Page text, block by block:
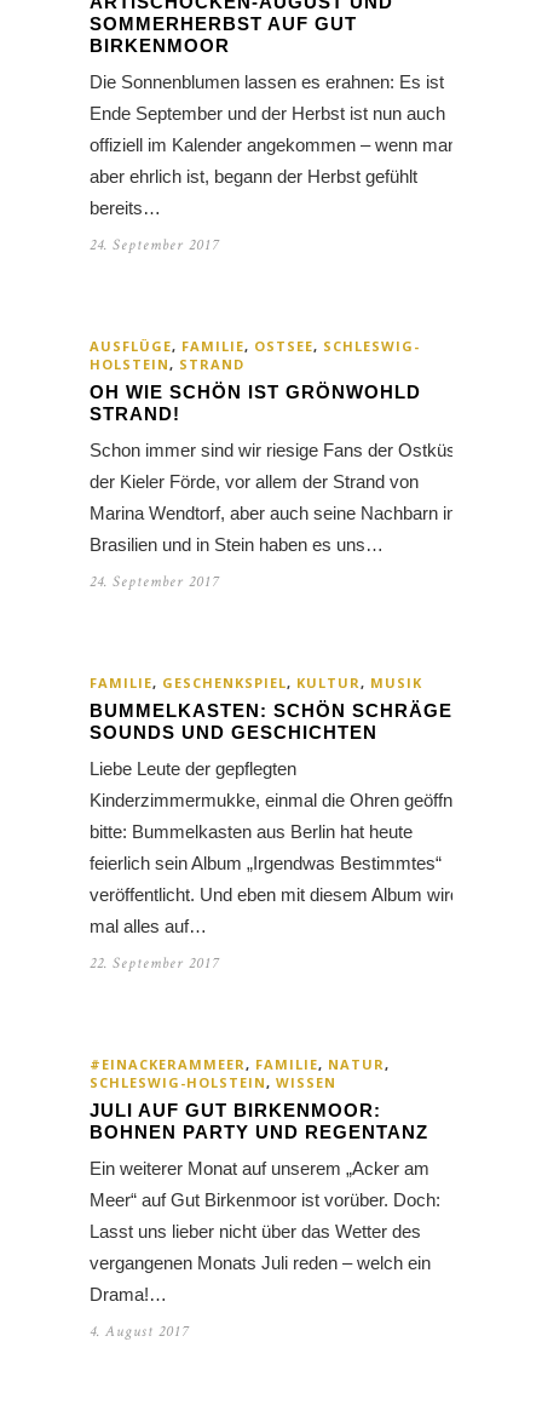
SOMMERHERBST AUF GUT
BIRKENMOOR
Die Sonnenblumen lassen es erahnen: Es ist
Ende September und der Herbst ist nun auch
offiziell im Kalender angekommen – wenn man
aber ehrlich ist, begann der Herbst gefühlt
bereits…
24. September 2017
AUSFLÜGE, FAMILIE, OSTSEE, SCHLESWIG-
HOLSTEIN, STRAND
OH WIE SCHÖN IST GRÖNWOHLD
STRAND!
Schon immer sind wir riesige Fans der Ostküste
der Kieler Förde, vor allem der Strand von
Marina Wendtorf, aber auch seine Nachbarn in
Brasilien und in Stein haben es uns…
24. September 2017
FAMILIE, GESCHENKSPIEL, KULTUR, MUSIK
BUMMELKASTEN: SCHÖN SCHRÄGE
SOUNDS UND GESCHICHTEN
Liebe Leute der gepflegten
Kinderzimmermukke, einmal die Ohren geöffnet
bitte: Bummelkasten aus Berlin hat heute
feierlich sein Album „Irgendwas Bestimmtes“
veröffentlicht. Und eben mit diesem Album wird
mal alles auf…
22. September 2017
#EINACKERAMMEER, FAMILIE, NATUR,
SCHLESWIG-HOLSTEIN, WISSEN
JULI AUF GUT BIRKENMOOR:
BOHNEN PARTY UND REGENTANZ
Ein weiterer Monat auf unserem „Acker am
Meer“ auf Gut Birkenmoor ist vorüber. Doch:
Lasst uns lieber nicht über das Wetter des
vergangenen Monats Juli reden – welch ein
Drama!…
4. August 2017